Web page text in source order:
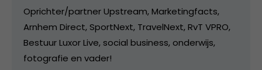
Oprichter/partner Upstream, Marketingfacts,
Arnhem Direct, SportNext, TravelNext, RvT VPRO,
Bestuur Luxor Live, social business, onderwijs,
fotografie en vader!